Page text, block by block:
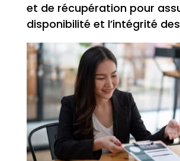
et de récupération pour
disponibilité et l’intégrité